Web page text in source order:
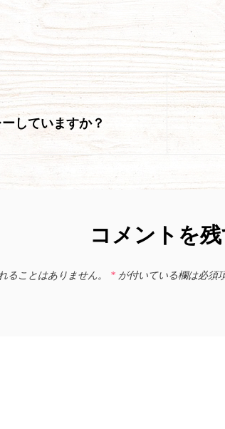
していますか？
次
の
コメントを
ることはありません。 * が付いている欄は必須